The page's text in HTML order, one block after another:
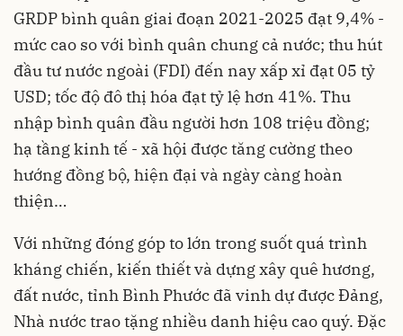
GRDP bình quân giai đoạn 2021-2025 đạt 9,4% -
mức cao so với bình quân chung cả nước; thu hút
đầu tư nước ngoài (FDI) đến nay xấp xỉ đạt 05 tỷ
USD; tốc độ đô thị hóa đạt tỷ lệ hơn 41%. Thu
nhập bình quân đầu người hơn 108 triệu đồng;
hạ tầng kinh tế - xã hội được tăng cường theo
hướng đồng bộ, hiện đại và ngày càng hoàn
thiện…
Với những đóng góp to lớn trong suốt quá trình
kháng chiến, kiến thiết và dựng xây quê hương,
đất nước, tỉnh Bình Phước đã vinh dự được Đảng,
Nhà nước trao tặng nhiều danh hiệu cao quý. Đặc